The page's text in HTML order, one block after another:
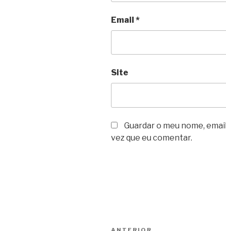
Email *
Site
Guardar o meu nome,
vez que eu comentar.
Navegação